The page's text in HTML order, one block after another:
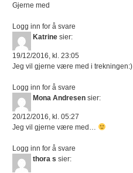
Gjerne med
Logg inn for å svare
Katrine sier:
19/12/2016, kl. 23:05
Jeg vil gjerne være med i trekningen:)
Logg inn for å svare
Mona Andresen sier:
20/12/2016, kl. 05:27
Jeg vil gjerne være med…
Logg inn for å svare
thora s sier: